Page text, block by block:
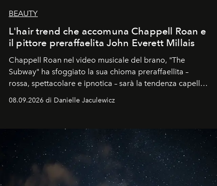
BEAUTY
L'hair trend che accomuna Chappell Roan e
il pittore preraffaelita John Everett Millais
Chappell Roan nel video musicale del brano, "The
Subway" ha sfoggiato la sua chioma preraffaellita –
rossa, spettacolare e ipnotica – sarà la tendenza capelli
08.09.2026 di Danielle Jaculewicz